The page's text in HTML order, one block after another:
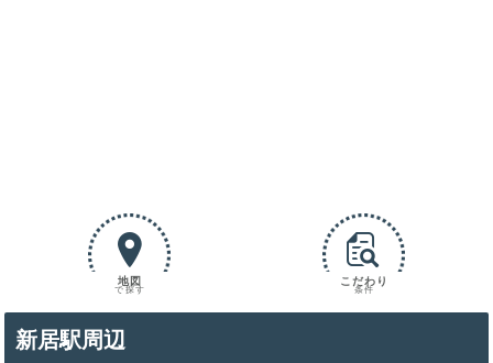
地図
で探す
こだわり
条件
新居駅周辺